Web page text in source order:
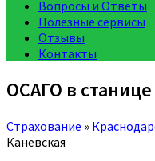
Вопросы и Ответы
Полезные сервисы
Отзывы
Контакты
ОСАГО в
Страхование »
Каневская